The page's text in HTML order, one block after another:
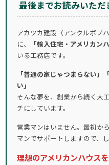
最後までお読みいただ
アカツカ建設（アンクルボブ
に、
「輸入住宅・アメリカン
いる工務店です。
「普通の家じゃつまらない」
い」
そんな夢を、創業から続く大
チにしています。
営業マンはいません。最初か
マンでサポートしますので、
理想のアメリカンハウス